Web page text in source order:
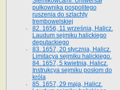
pułkownika pospolitego
ruszenia do szlachty
trembowelskiej
82. 1656, 11 września, Halicz.
Laudum sejmiku halickiego
deputackiego
83. 1657, 20 stycznia, Halicz.
Limitacya sejmiku halickiego.
84. 1657, 5 kwietnia, Halicz.
Instrukcya sejmiku posłom do
króla
85. 1657, 29 maja, Halicz.